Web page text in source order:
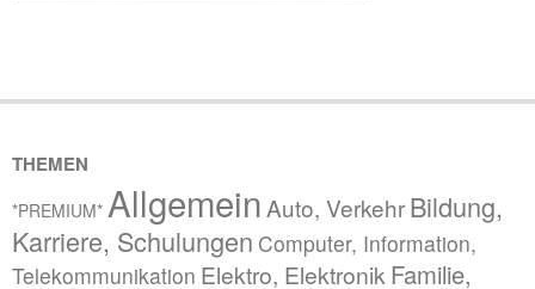
THEMEN
*PREMIUM* Allgemein Auto, VerkehrBildung,
Karriere, Schulungen Computer, Information,
Telekommunikation Elektro, Elektronik Familie,